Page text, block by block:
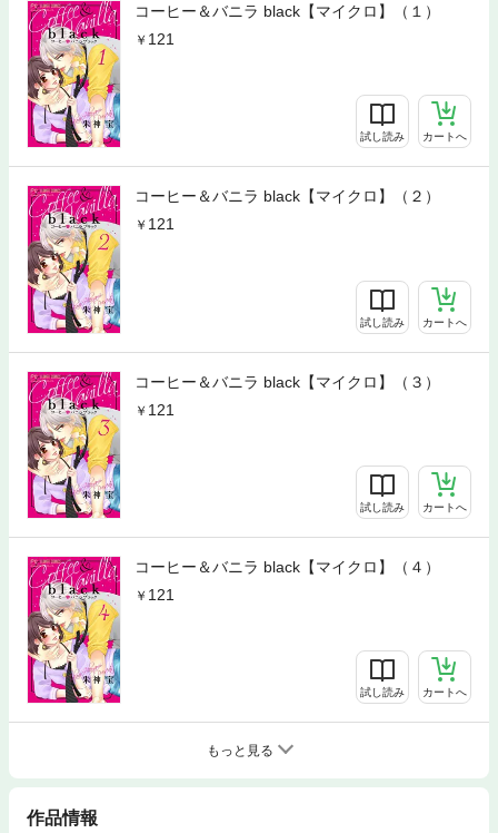
コーヒー＆バニラ black【マイクロ】（１）
121
試し読み カートへ
コーヒー＆バニラ black【マイクロ】（２）
121
試し読み カートへ
コーヒー＆バニラ black【マイクロ】（３）
121
試し読み カートへ
コーヒー＆バニラ black【マイクロ】（４）
121
試し読み カートへ
もっと見る
作品情報